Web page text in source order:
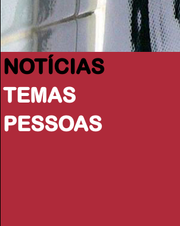
NOTÍCIAS
TEMAS
PESSOAS